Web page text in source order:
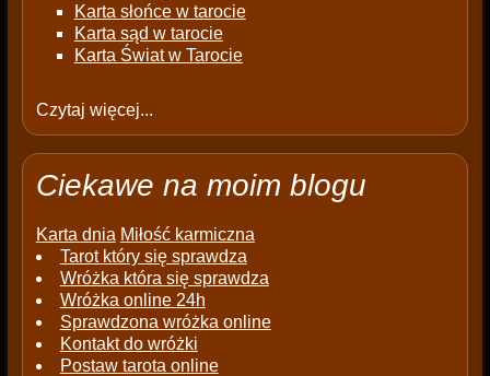
Karta słońce w tarocie
Karta sąd w tarocie
Karta Świat w Tarocie
Czytaj więcej...
Ciekawe na moim blogu
Karta dnia Miłość karmiczna
Tarot który się sprawdza
Wróżka która się sprawdza
Wróżka online 24h
Sprawdzona wróżka online
Kontakt do wróżki
Postaw tarota online